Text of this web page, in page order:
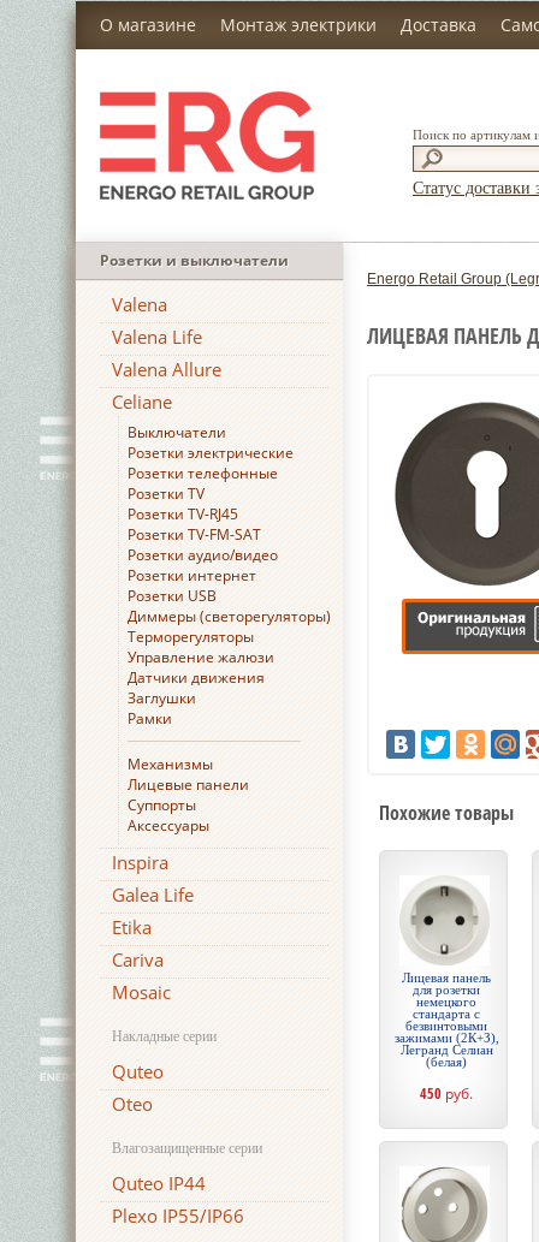
О магазине Монтаж электрики Доставка
Поиск по артикулам
Статус доставки
Розетки и выключатели
Valena
Valena Life
Valena Allure
Celiane
Выключатели
Розетки электрические
Розетки телефонные
Розетки TV
Розетки TV-RJ45
Розетки TV-FM-SAT
Розетки аудио/видео
Розетки интернет
Розетки USB
Диммеры (светорегуляторы)
Терморегуляторы
Управление жалюзи
Датчики движения
Заглушки
Рамки
Механизмы
Лицевые панели
Суппорты
Аксессуары
Inspira
Galea Life
Etika
Cariva
Mosaic
Накладные серии
Quteo
Oteo
Влагозащищенные серии
Quteo IP44
Plexo IP55/IP66
Energo Retail Group
ЛИЦЕВАЯ ПАНЕЛЬ
Похожие товары
Лицевая панель
для розетки
немецкого
стандарта с
безвинтовыми
зажимами (2К+З),
Легранд Селиан
(белая)
450 руб.